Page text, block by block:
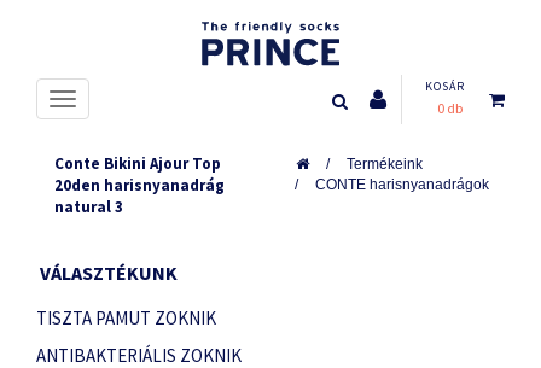
KOSÁR
0 db
Conte Bikini Ajour Top
20den harisnyanadrág
natural 3
Termékeink
CONTE harisnyanadrágok
VÁLASZTÉKUNK
TISZTA PAMUT ZOKNIK
ANTIBAKTERIÁLIS ZOKNIK